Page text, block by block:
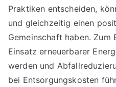
Praktiken entscheiden,
und gleichzeitig einen
Gemeinschaft haben. Zum
Einsatz erneuerbarer
werden und
bei Entsorgungskosten